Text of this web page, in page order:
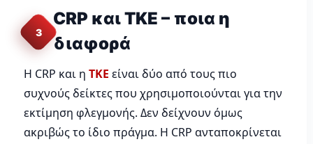
3
CRP και ΤΚΕ – ποια η
διαφορά
Η CRP και η ΤΚΕ είναι δύο από τους πιο
συχνούς δείκτες που χρησιμοποιούνται για την
εκτίμηση φλεγμονής. Δεν δείχνουν όμως
ακριβώς το ίδιο πράγμα. Η CRP ανταποκρίνεται